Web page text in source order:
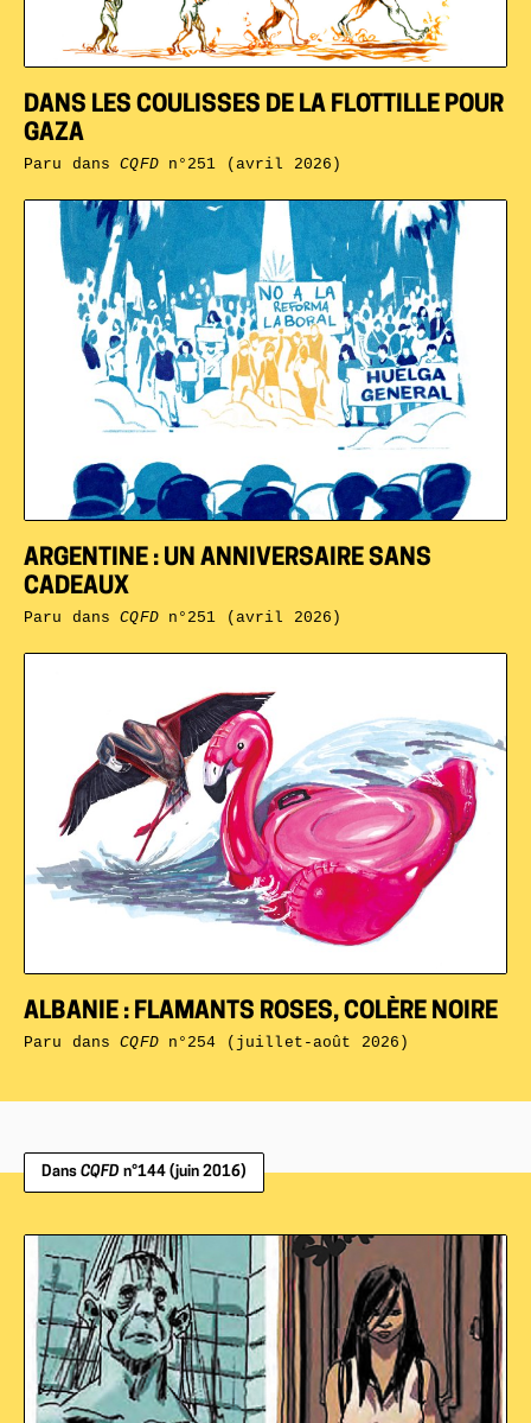
ALBANIE : FLAMANTS ROSES, COLÈRE NOIRE
Paru dansCQFDn°254 (juillet-août 2026)
ARGENTINE : UN ANNIVERSAIRE SANS
CADEAUX
Paru dansCQFDn°251 (avril 2026)
DANS LES COULISSES DE LA FLOTTILLE POUR
GAZA
Paru dansCQFDn°251 (avril 2026)
Dans CQFD n°144 (juin 2016)